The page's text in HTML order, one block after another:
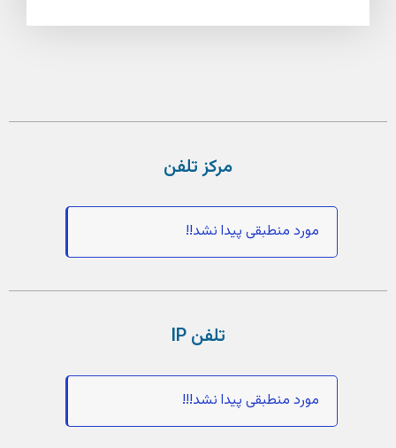
مرکز تلفن
مورد منطبقی پیدا نشد!!
تلفن IP
مورد منطبقی پیدا نشد!!!